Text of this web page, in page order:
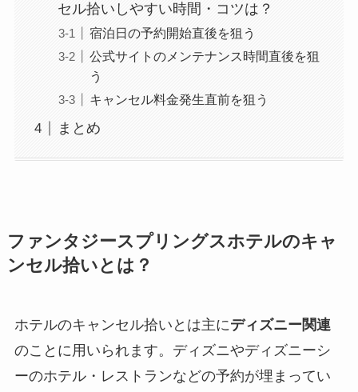
セル拾いしやすい時間・コツは？
宿泊日の予約開始直後を狙う
公式サイトのメンテナンス時間直後を狙
う
キャンセル料金発生直前を狙う
まとめ
ファンタジースプリングスホテルのキャ
ンセル拾いとは？
ホテルのキャンセル拾いとは主にディズニー関連
のことに用いられます。ディズニやディズニーシ
ーのホテル・レストランなどの予約が埋まってい